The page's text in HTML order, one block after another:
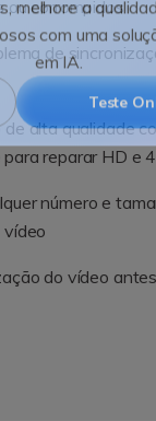
melhore a
com uma
em IA.
Teste
ou corrompidos
de
alta qualidade
reparar HD e
número e
vídeo
do vídeo